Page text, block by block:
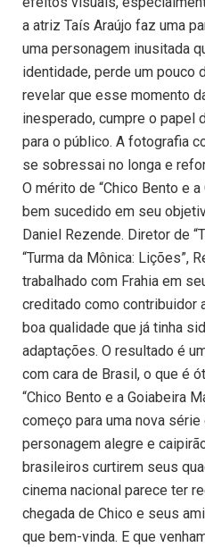
a atriz Taís Araújo faz uma
uma personagem inusitada
identidade, perde um pouco
revelar que esse momento
inesperado, cumpre o papel
para o público. A fotografia
se sobressai no longa e
O mérito de “Chico Bento e
bem sucedido em seu
Daniel Rezende. Diretor de
“Turma da Mônica: Lições”,
trabalhado com Frahia em
creditado como contribuidor
boa qualidade que já tinha
adaptações. O resultado é
com cara de Brasil, o que é
“Chico Bento e a Goiabeira
começo para uma nova
personagem alegre e
brasileiros curtirem seus
cinema nacional parece ter
chegada de Chico e seus
que bem-vinda. E que